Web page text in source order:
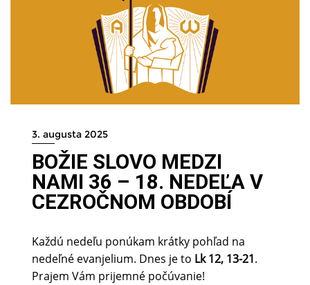
3. augusta 2025
BOŽIE SLOVO MEDZI
NAMI 36 – 18. NEDEĽA V
CEZROČNOM OBDOBÍ
Každú nedeľu ponúkam krátky pohľad na
nedeľné evanjelium. Dnes je to Lk 12, 13-21.
Prajem Vám prijemné počúvanie!